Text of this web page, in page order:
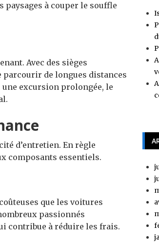
paysages à couper le souffle
Avec des sièges
parcourir de longues distances
excursion prolongée, le
d’entretien. En règle
composants essentiels.
que les voitures
passionnés
contribue à réduire les frais.